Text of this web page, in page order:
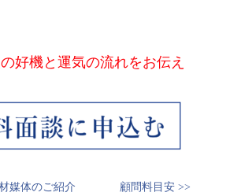
好機と運気の流れをお伝え
媒体のご紹介 顧問料目安 >>